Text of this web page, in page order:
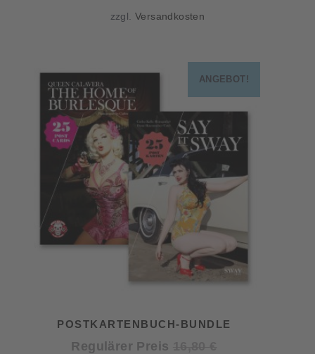
zzgl.Versandkosten
ANGEBOT!
POSTKARTENBUCH-BUNDLE
Regulärer Preis